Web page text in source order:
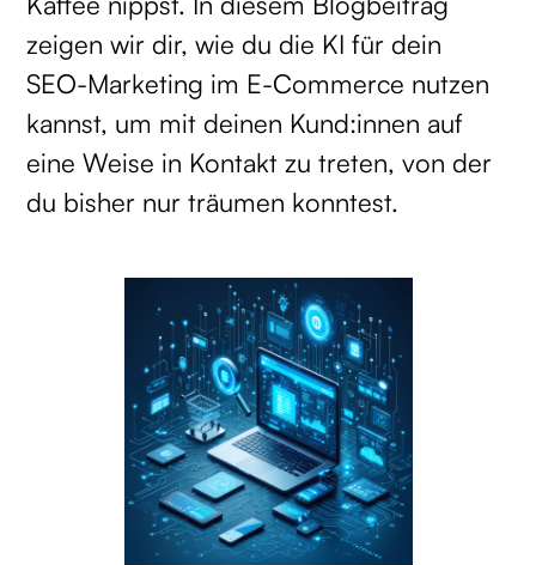
zeigen wir dir, wie du die KI für dein
SEO-Marketing im E-Commerce nutzen
kannst, um mit deinen Kund:innen auf
eine Weise in Kontakt zu treten, von der
du bisher nur träumen konntest.